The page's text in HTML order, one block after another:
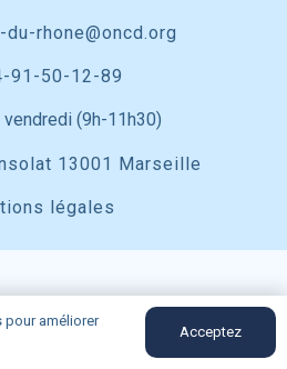
rhone@oncd.org
91-50-12-89
vendredi (9h-11h30)
13001 Marseille
légales
pour améliorer
Acceptez